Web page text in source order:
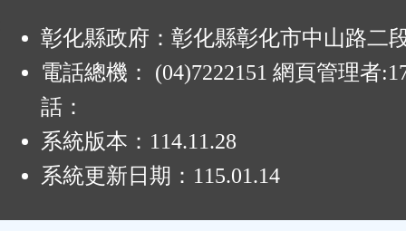
彰化縣政府：彰化縣彰化市中山路二
電話總機： (04)7222151 網頁管理者
話：
系統版本： 114.11.28
系統更新日期： 115.01.14